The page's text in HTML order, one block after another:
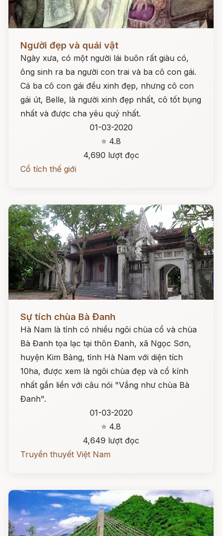
Người đẹp và quái vật
Ngày xưa, có một người lái buôn rất giàu có,
ông sinh ra ba người con trai và ba cô con gái.
Cả ba cô con gái đều xinh đẹp, nhưng cô con
gái út, Belle, là người xinh đẹp nhất, cô tốt bụng
nhất và được cha yêu quý nhất.
01-03-2020
⭐ 4.8
4,690 lượt đọc
Cổ tích thế giới
Sự tích chùa Bà Đanh
Hà Nam là tỉnh có nhiều ngôi chùa cổ và chùa
Bà Đanh tọa lạc tại thôn Đanh, xã Ngọc Sơn,
huyện Kim Bảng, tỉnh Hà Nam với diện tích
10ha, được xem là ngôi chùa đẹp và cổ kính
nhất gắn liền với câu nói "Vắng như chùa Bà
Đanh".
01-03-2020
⭐ 4.8
4,649 lượt đọc
Truyền thuyết Việt Nam